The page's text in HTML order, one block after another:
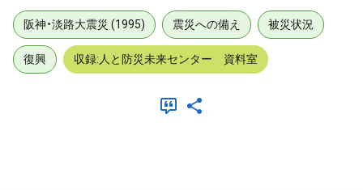
阪神・淡路大震災 (1995) 震災への備え 被災状況
復興 収録:人と防災未来センター 資料室